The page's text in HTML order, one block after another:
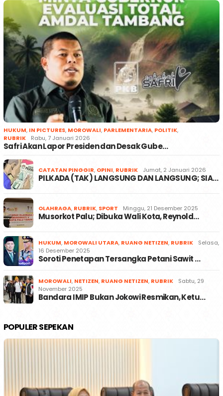
HUKUM, IN PICTURES, MOROWALI, PARLEMENTARIA, POLITIK,
RUBRIK
Rabu, 7 Januari 2026
Safri Akan Lapor Presiden dan Desak Gube…
CATATAN PINGGIR, OPINI, RUBRIK Jumat, 2 Januari 2026
PILKADA (TAK) LANGSUNG DAN LANGSUNG; SIA…
OLAHRAGA, RUBRIK, SPORT Minggu, 21 Desember 2025
Musorkot Palu; Dibuka Wali Kota, Reynold…
HUKUM, MOROWALI UTARA, RUANG NETIZEN, RUBRIK
Selasa,
16 Desember 2025
Soroti Penetapan Tersangka Petani Sawit …
MOROWALI, NETIZEN, RUANG NETIZEN, RUBRIK
Sabtu, 29
November 2025
Bandara IMIP Bukan Jokowi Resmikan, Ketu…
POPULER SEPEKAN